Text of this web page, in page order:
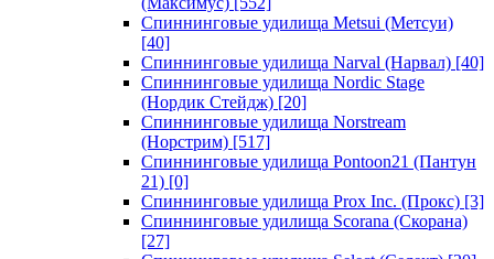
Спиннинговые удилища Metsui (Метсуи)
[40]
Спиннинговые удилища Narval (Нарвал) [40]
Спиннинговые удилища Nordic Stage
(Нордик Стейдж) [20]
Спиннинговые удилища Norstream
(Норстрим) [517]
Спиннинговые удилища Pontoon21 (Пантун
21) [0]
Спиннинговые удилища Prox Inc. (Прокс) [3]
Спиннинговые удилища Scorana (Скорана)
[27]